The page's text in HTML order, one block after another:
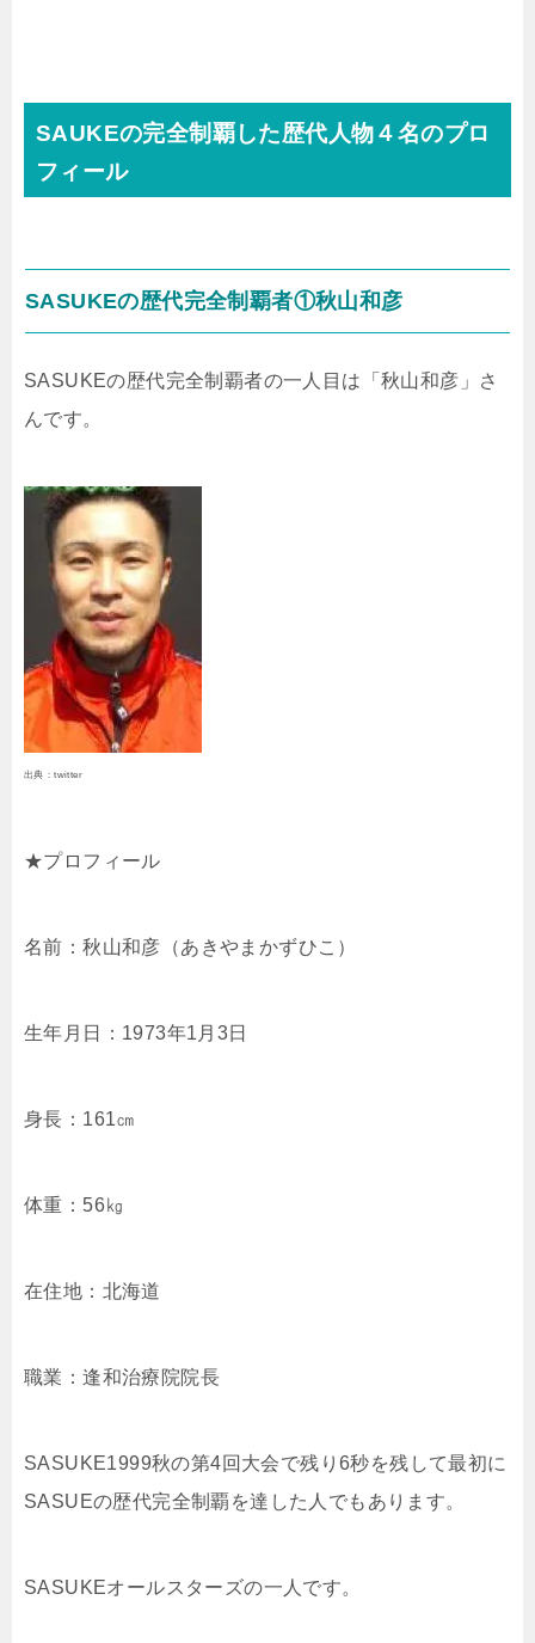
SAUKEの完全制覇した歴代人物４名のプロ
フィール
SASUKEの歴代完全制覇者①秋山和彦
SASUKEの歴代完全制覇者の一人目は「秋山和彦」さ
んです。
出典：twitter
★プロフィール
名前：秋山和彦（あきやまかずひこ）
生年月日：1973年1月3日
身長：161㎝
体重：56㎏
在住地：北海道
職業：逢和治療院院長
SASUKE1999秋の第4回大会で残り6秒を残して最初に
SASUEの歴代完全制覇を達した人でもあります。
SASUKEオールスターズの一人です。